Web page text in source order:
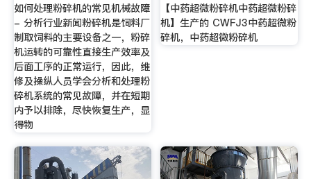
如何处理粉碎机的常见机械故障
- 分析行业新闻粉碎机是饲料厂
制取饲料的主要设备之一，粉碎
机运转的可靠性直接生产效率及
后面工序的正常运行，因此，维
修及操纵人员学会分析和处理粉
碎机系统的常见故障，并在短期
内予以排除，尽快恢复生产，显
得物
【中药超微粉碎机中药超微粉碎
机】生产的 CWFJ3中药超微粉
碎机，中药超微粉碎机